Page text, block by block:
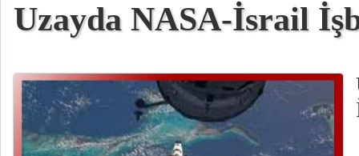
Uzayda NASA-İsrail